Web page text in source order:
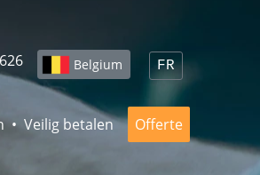
FR
Belgium
Veilig betalen Offerte